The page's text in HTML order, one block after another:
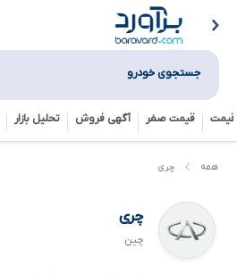
جستجوی خودرو
قیمت صفر آگهی فروش تحلیل بازار
همه چری
چری
چین